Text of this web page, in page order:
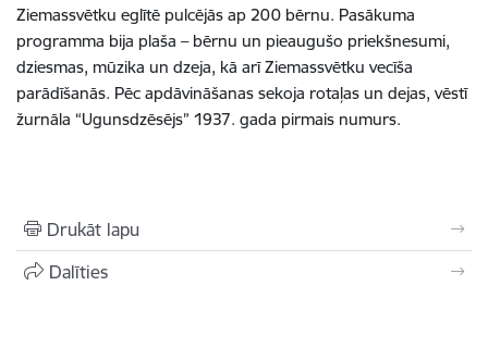
Ziemassvētku eglītē pulcējās ap 200 bērnu. Pasākuma
programma bija plaša – bērnu un pieaugušo priekšnesumi,
dziesmas, mūzika un dzeja, kā arī Ziemassvētku vecīša
parādīšanās. Pēc apdāvināšanas sekoja rotaļas un dejas, vēstī
žurnāla “Ugunsdzēsējs” 1937. gada pirmais numurs.
Drukāt lapu
Dalīties